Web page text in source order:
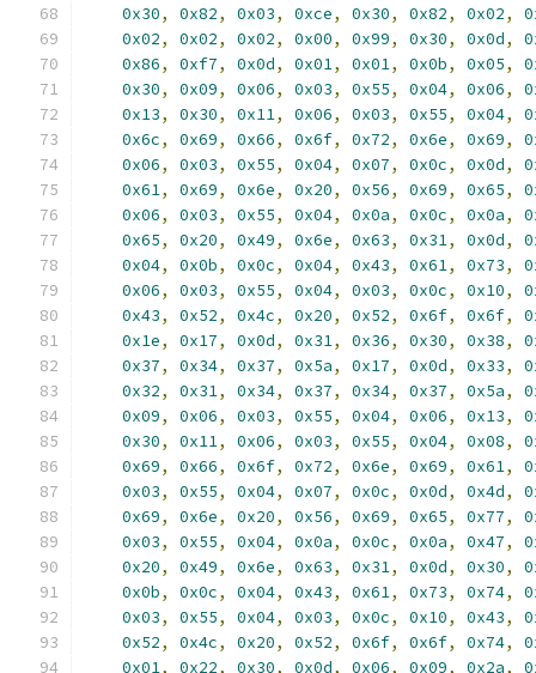
0x30, 0x82, 0x03, 0xce, 0x30, 0x82, 0x02,
0x02, 0x02, 0x02, 0x00, 0x99, 0x30, 0x0d,
0x86, 0xf7, 0x0d, 0x01, 0x01, 0x0b, 0x05,
0x30, 0x09, 0x06, 0x03, 0x55, 0x04, 0x06,
0x13, 0x30, 0x11, 0x06, 0x03, 0x55, 0x04,
0x6c, 0x69, 0x66, 0x6f, 0x72, 0x6e, 0x69,
0x06, 0x03, 0x55, 0x04, 0x07, 0x0c, 0x0d,
0x61, 0x69, 0x6e, 0x20, 0x56, 0x69, 0x65,
0x06, 0x03, 0x55, 0x04, 0x0a, 0x0c, 0x0a,
0x65, 0x20, 0x49, 0x6e, 0x63, 0x31, 0x0d,
0x04, 0x0b, 0x0c, 0x04, 0x43, 0x61, 0x73,
0x06, 0x03, 0x55, 0x04, 0x03, 0x0c, 0x10,
0x43, 0x52, 0x4c, 0x20, 0x52, 0x6f, 0x6f,
0x1e, 0x17, 0x0d, 0x31, 0x36, 0x30, 0x38,
0x37, 0x34, 0x37, 0x5a, 0x17, 0x0d, 0x33,
0x32, 0x31, 0x34, 0x37, 0x34, 0x37, 0x5a,
0x09, 0x06, 0x03, 0x55, 0x04, 0x06, 0x13,
0x30, 0x11, 0x06, 0x03, 0x55, 0x04, 0x08,
0x69, 0x66, 0x6f, 0x72, 0x6e, 0x69, 0x61,
0x03, 0x55, 0x04, 0x07, 0x0c, 0x0d, 0x4d,
0x69, 0x6e, 0x20, 0x56, 0x69, 0x65, 0x77,
0x03, 0x55, 0x04, 0x0a, 0x0c, 0x0a, 0x47,
0x20, 0x49, 0x6e, 0x63, 0x31, 0x0d, 0x30,
0x0b, 0x0c, 0x04, 0x43, 0x61, 0x73, 0x74,
0x03, 0x55, 0x04, 0x03, 0x0c, 0x10, 0x43,
0x52, 0x4c, 0x20, 0x52, 0x6f, 0x6f, 0x74,
0x01, 0x22, 0x30, 0x0d, 0x06, 0x09, 0x2a,